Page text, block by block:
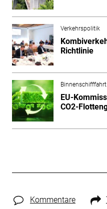
Verkehrspolitik
Richtlinie
Binnenschifffahrt
EU-
CO2-
Kommentare